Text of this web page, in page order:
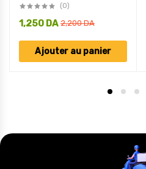
(0)
2,200DA
1,250 DA
Ajouter au panier